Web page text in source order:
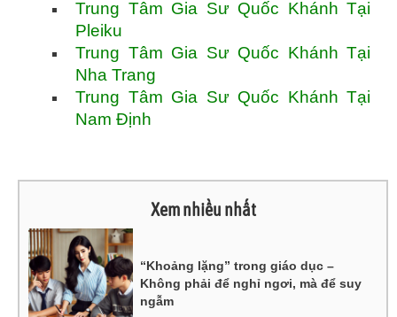
Trung Tâm Gia Sư Quốc Khánh Tại
Pleiku
Trung Tâm Gia Sư Quốc Khánh Tại
Nha Trang
Trung Tâm Gia Sư Quốc Khánh Tại
Nam Định
Xem nhiều nhất
“Khoảng lặng” trong giáo dục –
Không phải để nghỉ ngơi, mà để suy
ngẫm